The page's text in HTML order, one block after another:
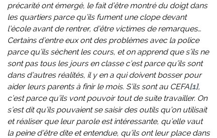
précarité ont émergé, le fait d’être montré du doigt dans
les quartiers parce qu’ils fument une clope devant
l’école avant de rentrer, d’être victimes de remarques…
Certains d’entre euxont des problèmes avec la police
parce qu’ils sèchent les cours, et on apprend que s’ils ne
sont pas tous les jours en classe c’est parce qu’ils sont
dans d’autres réalités, il y en a qui doivent bosser pour
aider leurs parents à finir le mois. S’ils sont au CEFA[1],
c’est parce qu’ils vont pouvoir tout de suite travailler. On
s’est dit qu’ils pouvaient se saisir des outils qu’on utilisait
et réaliser que leur parole est intéressante, qu’elle vaut
la peine d’être dite et entendue, qu’ils ont leur place dans